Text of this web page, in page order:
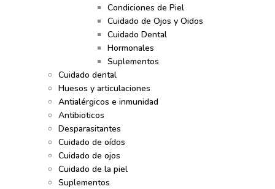
Condiciones de Piel
Cuidado de Ojos y Oidos
Cuidado Dental
Hormonales
Suplementos
Cuidado dental
Huesos y articulaciones
Antialérgicos e inmunidad
Antibioticos
Desparasitantes
Cuidado de oídos
Cuidado de ojos
Cuidado de la piel
Suplementos